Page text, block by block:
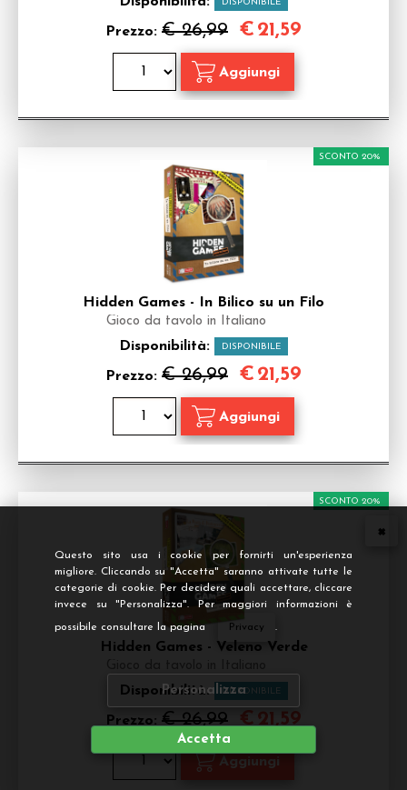
Questo sito usa i cookie per fornirti un'esperienza
migliore. Cliccando su "Accetta" saranno attivate tutte le
categorie di cookie. Per decidere quali accettare, cliccare
invece su "Personalizza". Per maggiori informazioni è
possibile consultare la pagina Privacy .
Personalizza
Accetta
DISPONIBILE
Prezzo: € 26,99 € 21,59
Hidden Games - In Bilico su un Filo
Gioco da tavolo in Italiano
Disponibilità: DISPONIBILE
Prezzo: € 26,99
SCONTO 20%
€ 21,59
Hidden Games - Veleno Verde
Disponibilità: DISPONIBILE
Prezzo: € 26,99
SCONTO 20%
€ 21,59